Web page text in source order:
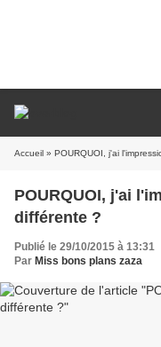
Accueil » POURQUOI, j'ai
POURQUOI, j'ai
différente ?
Publié le 29/10/2015 à 13:31
Par Miss bons plans zaza